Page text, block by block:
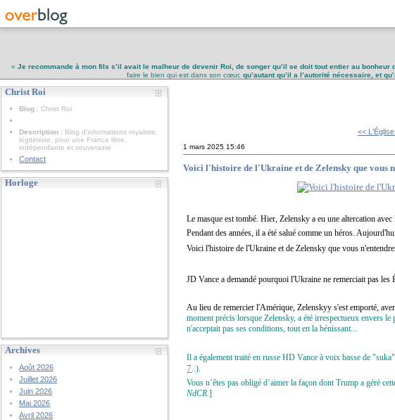
« Je recommande à mon fils s’il avait le malheur de devenir Roi, de songer qu’il se doit tout entier au
faire le bien qui est dans son cœur, qu’autant qu’il a l’autorité nécessaire, et
Christ Roi
Blog : Christ Roi
Description : Blog d'informations royaliste,
légitimiste, pour une France libre,
indépendante et souveraine
Contact
Horloge
Archives
Août 2026
Juillet 2026
Juin 2026
Mai 2026
Avril 2026
<<
1 mars 2025 15:46
Voici l'histoire de l'Ukraine et de Zelensky que vous
Le masque est tombé. Hier, Zelensky a eu une altercation
Pendant des années, il a été salué comme un héros.
Voici l'histoire de l'Ukraine et de Zelensky que vous
JD Vance a demandé pourquoi l'Ukraine ne remerciait pas
Au lieu de remercier l'Amérique, Zelenskyy s'est emporté,
moment précis lorsque Zelensky, a été irrespectueux envers
n'acceptait pas ses conditions, tout en la bénissant...
Il a également traité en russe HD Vance à voix basse de
7 ..).
Vous n’êtes pas obligé d’aimer la façon dont Trump a géré
NdCR.]